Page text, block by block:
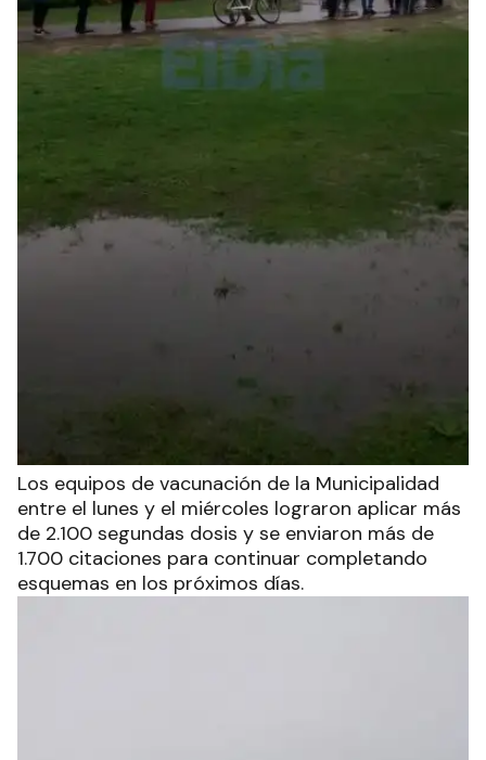
Los equipos de vacunación de la Municipalidad
entre el lunes y el miércoles lograron aplicar más
de 2.100 segundas dosis y se enviaron más de
1.700 citaciones para continuar completando
esquemas en los próximos días.